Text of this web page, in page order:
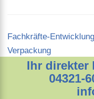
Categories
Fachkräfte-Entwicklung
Verpackung
Ihr direkter